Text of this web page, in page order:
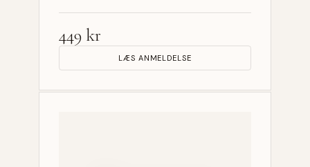
449 kr
LÆS ANMELDELSE